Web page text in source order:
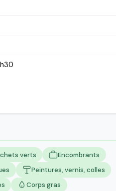
verts
Encombrants
Peintures, vernis, colles
Corps gras